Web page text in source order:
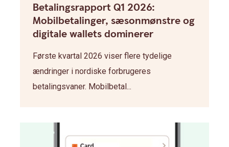
Betalingsrapport Q1 2026:
Mobilbetalinger, sæsonmønstre og
digitale wallets dominerer
Første kvartal 2026 viser flere tydelige
ændringer i nordiske forbrugeres
betalingsvaner. Mobilbetal...